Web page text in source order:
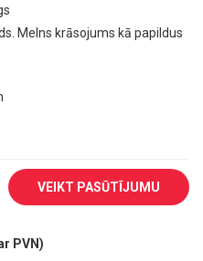
Melns krāsojums kā papildus
VEIKT PASŪTĪJUMU
PVN)